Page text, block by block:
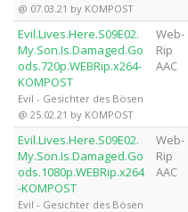
@ 07.03.21 by KOMPOST
Evil.Lives.Here.S09E02.
My.Son.Is.Damaged.Go
ods.720p.WEBRip.x264-
KOMPOST
Evil - Gesichter des Bösen
@ 25.02.21 by KOMPOST
Web-
Rip
AAC
Evil.Lives.Here.S09E02.
My.Son.Is.Damaged.Go
ods.1080p.WEBRip.x264
-KOMPOST
Evil - Gesichter des Bösen
Web-
Rip
AAC